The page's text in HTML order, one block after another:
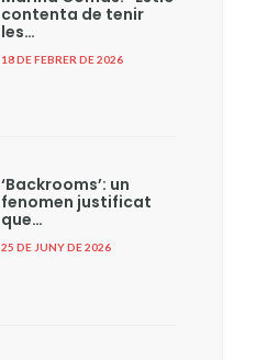
contenta de tenir
les…
18 DE FEBRER DE 2026
‘Backrooms’: un
fenomen justificat
que…
25 DE JUNY DE 2026